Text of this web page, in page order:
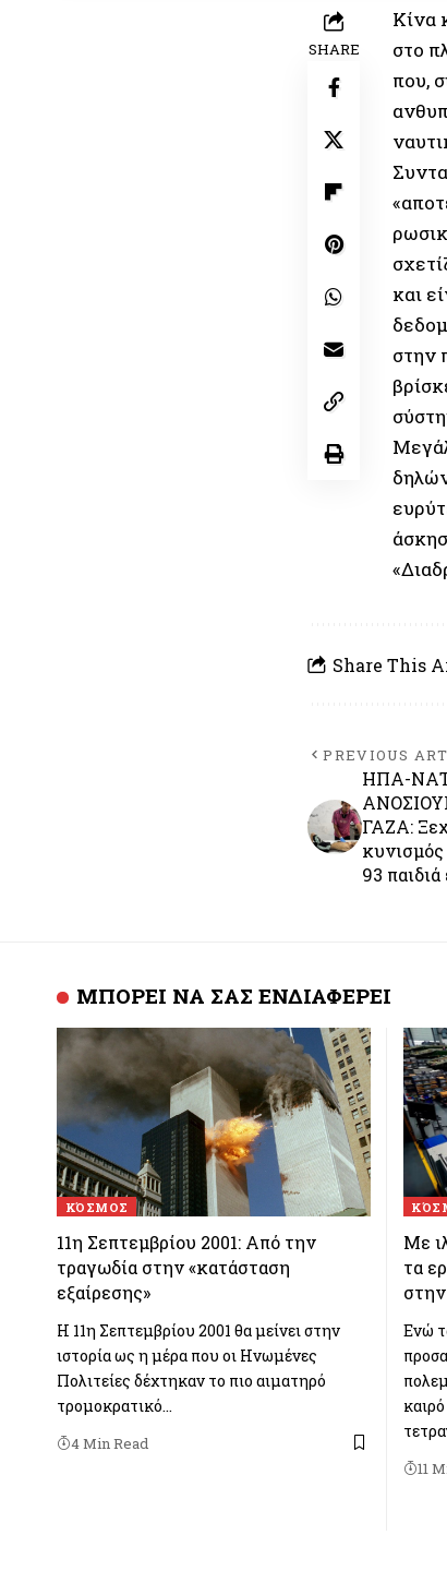
SHARE
Κίνα
στο
που,
και
στην
Share This
PREVIOUS
ΗΠΑ-
ΓΑΖΑ:
93
ΜΠΟΡΕΙ ΝΑ ΣΑΣ ΕΝΔΙΑΦΕΡΕΙ
ΚΌΣΜΟΣ
11η Σεπτεμβρίου 2001: Από την
τραγωδία στην «κατάσταση
εξαίρεσης»
Η 11η Σεπτεμβρίου 2001 θα μείνει στην
ιστορία ως η μέρα που οι Ηνωμένες
Πολιτείες δέχτηκαν το πιο αιματηρό
τρομοκρατικό…
4 Min Read
Με
τα
Ενώ
11